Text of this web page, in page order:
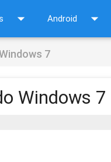
arrow_drop_down Android arrow_drop_down
7
Windows 7